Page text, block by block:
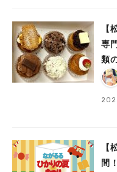
【
専
類
【
間
人
#教えたい/こんなの見つけた